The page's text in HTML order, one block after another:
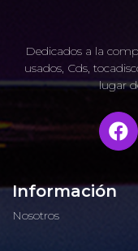
Dedicados a la
usados, Cds,
lugar
Información
Nosotros